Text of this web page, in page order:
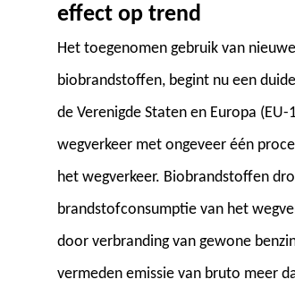
effect op trend
Het toegenomen gebruik van
biobrandstoffen, begint nu een
de Verenigde Staten en Europa
wegverkeer met ongeveer één
het wegverkeer. Biobrandstoffen
brandstofconsumptie van het
door verbranding van gewone
vermeden emissie van bruto meer